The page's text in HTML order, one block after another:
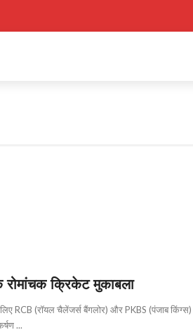
क्रिकेट मुकाबला
RCB (रॉयल चैलेंजर्स बैंगलोर) और PKBS (पंजाब किंग्स)
...